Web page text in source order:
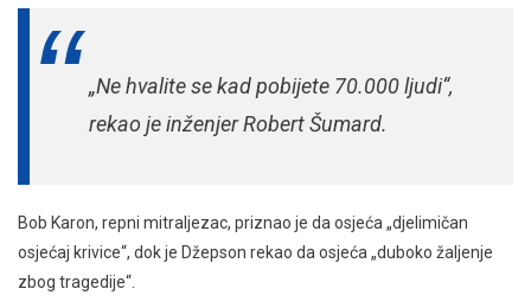
„Ne hvalite se kad pobijete 70.000 ljudi“,
rekao je inženjer Robert Šumard.
Bob Karon, repni mitraljezac, priznao je da osjeća „djelimičan
osjećaj krivice“, dok je Džepson rekao da osjeća „duboko žaljenje
zbog tragedije“.